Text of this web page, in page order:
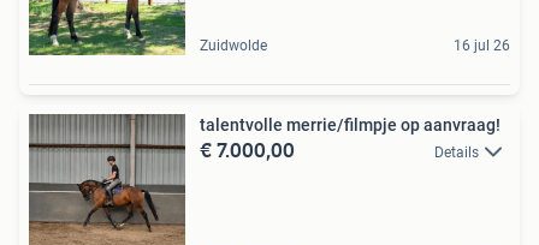
Zuidwolde 16 jul 26
talentvolle merrie/filmpje op aanvraag!
€ 7.000,00 Details